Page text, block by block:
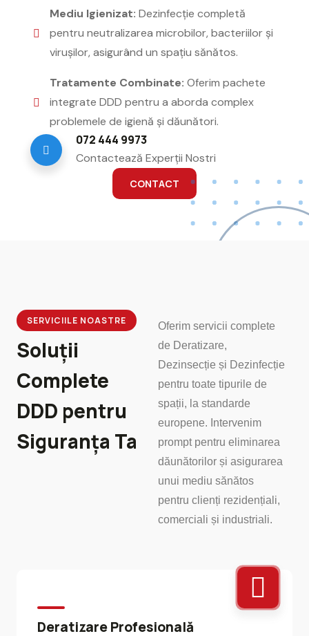
Mediu Igienizat: Dezinfecție completă
pentru neutralizarea microbilor, bacteriilor și
virușilor, asigurând un spațiu sănătos.
Tratamente Combinate: Oferim pachete
integrate DDD pentru a aborda complex
problemele de igienă și dăunători.
CONTACT
072 444 9973
Contactează Experții Nostri
SERVICIILE NOASTRE
Soluții
Complete
DDD pentru
Siguranța Ta
Oferim servicii complete
de Deratizare,
Dezinsecție și Dezinfecție
pentru toate tipurile de
spații, la standarde
europene. Intervenim
prompt pentru eliminarea
dăunătorilor și asigurarea
unui mediu sănătos
pentru clienți rezidențiali,
comerciali și industriali.
Deratizare Profesională